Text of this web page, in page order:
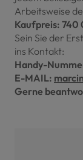
Arbeitsweise
Kaufpreis:
Sein Sie der
ins Kontakt:
Handy-
E-MAIL:
Gerne